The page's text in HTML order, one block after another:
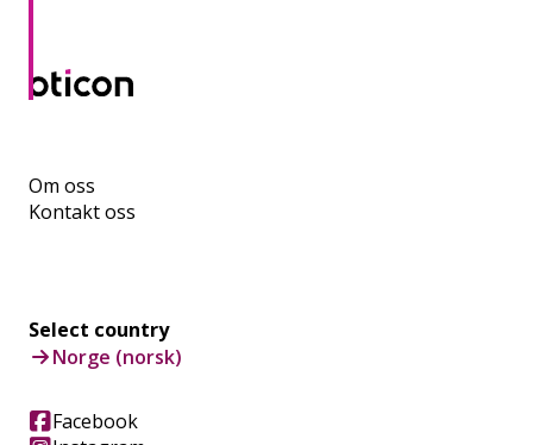
Om oss
Kontakt oss
Select country
Norge (norsk)
Facebook